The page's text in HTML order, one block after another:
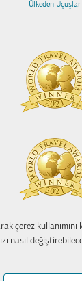
çerez
nasıl
Ülkeden Uçuşlar